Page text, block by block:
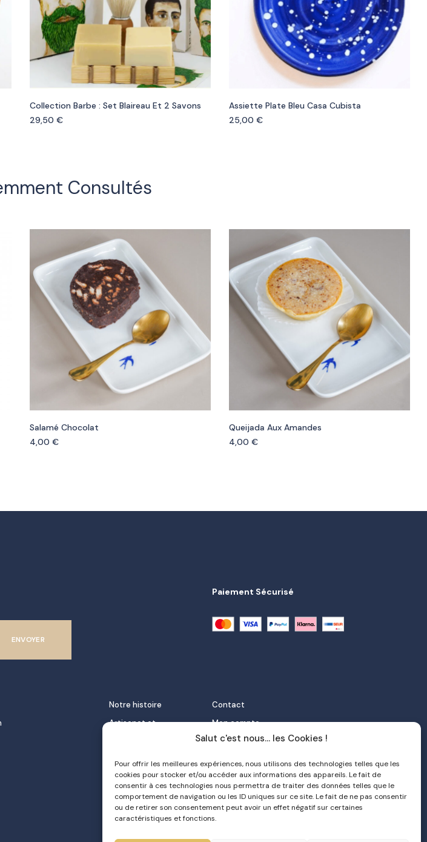
Salut c'est nous... les Cookies !
Pour offrir les meilleures expériences, nous utilisons des technologies telles que les
cookies pour stocker et/ou accéder aux informations des appareils. Le fait de
consentir à ces technologies nous permettra de traiter des données telles que le
comportement de navigation ou les ID uniques sur ce site. Le fait de ne pas consentir
ou de retirer son consentement peut avoir un effet négatif sur certaines
caractéristiques et fonctions.
Collection Barbe : Set Blaireau Et 2 Savons
29,50 €
Assiette Plate Bleu Casa Cubista
25,00 €
Consultés
Salamé Chocolat
4,00 €
Queijada Aux Amandes
4,00 €
Paiement Sécurisé
Notre histoire
Artisanat et
Épicerie fine et
gourmet
Repas à emporter
Le pastel de nata
Contact
Mon compte
FAQ
Livraison
Politique de confidentialité
CGV